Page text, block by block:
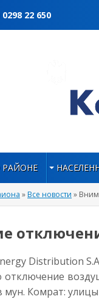
22 650
РАЙОНЕ
»Все новости »
Distribution
отключение
мун. Комрат: улицы